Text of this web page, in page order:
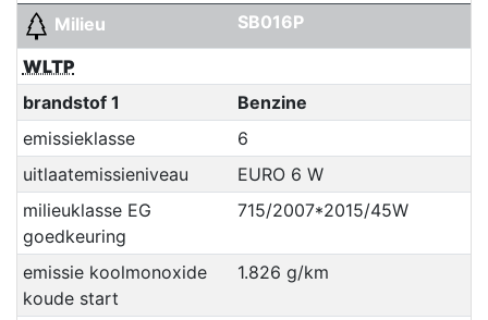
Milieu
SB016P
WLTP
brandstof 1
Benzine
emissieklasse
6
uitlaatemissieniveau
EURO 6 W
milieuklasse EG
goedkeuring
715/2007*2015/45W
emissie koolmonoxide
koude start
1.826 g/km